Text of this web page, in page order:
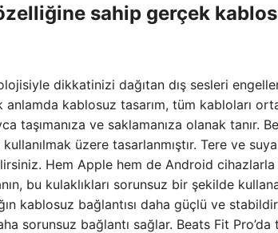
sahip gerçek
dikkatinizi dağıtan dış sesleri
kablosuz tasarım, tüm kabloları
taşımanıza ve saklamanıza olanak tanır.
üzere tasarlanmıştır. Tere ve suya
Hem Apple hem de Android
bu kulaklıkları sorunsuz bir şekilde
kablosuz bağlantısı daha güçlü ve
sorunsuz bağlantı sağlar. Beats Fit Pro’da